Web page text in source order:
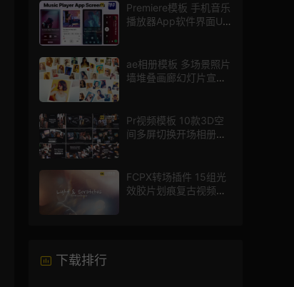
Premiere模板 手机音乐
播放器App软件界面UI
ae相册模板 多场景照片
墙堆叠画廊幻灯片宣传
Pr视频模板 10款3D空
间多屏切换开场相册视
FCPX转场插件 15组光
效胶片划痕复古视频过
下载排行